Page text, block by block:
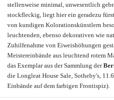
stellenweise minimal, unwesentlich
stockfleckig, liegt hier ein geradezu
von kundigen Kolorationskünstlern
leuchtenden, ebenso dekorativen wie
Zuhilfenahme von Eiweishöhungen
Meistereinbände aus leuchtend rotem
das Exemplar aus der Sammlung der
die Longleat House Sale, Sotheby's,
Einbände auf dem farbigen Frontispiz).